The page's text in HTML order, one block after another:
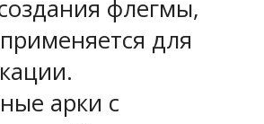
флегмы,
для
арки с